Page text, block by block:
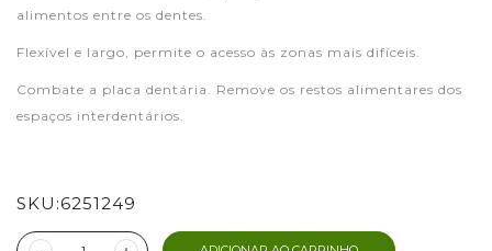
alimentos entre os dentes.
Flexível e largo, permite o acesso às zonas mais difíceis.
Combate a placa dentária. Remove os restos alimentares dos
espaços interdentários.
SKU:6251249